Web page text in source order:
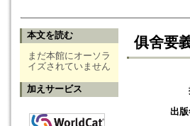
本文を読む
まだ本館にオーソラ
イズされていません
加えサービス
俱舍要
出版